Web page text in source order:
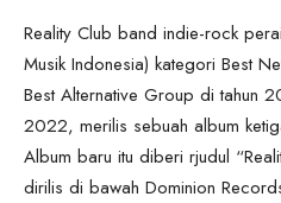
Reality Club band indie-rock
Musik Indonesia) kategori Best
Best Alternative Group di tahun
2022, merilis sebuah album
Album baru itu diberi rjudul
dirilis di bawah Dominion